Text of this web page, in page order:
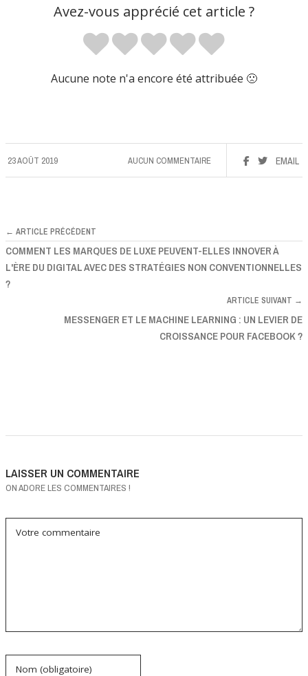
Avez-vous apprécié cet article ?
Aucune note n'a encore été attribuée 🙁
23 AOÛT 2019 EMAIL
AUCUN COMMENTAIRE
← ARTICLE PRÉCÉDENT
COMMENT LES MARQUES DE LUXE PEUVENT-ELLES INNOVER À
L'ÈRE DU DIGITAL AVEC DES STRATÉGIES NON CONVENTIONNELLES
?
ARTICLE SUIVANT →
MESSENGER ET LE MACHINE LEARNING : UN LEVIER DE
CROISSANCE POUR FACEBOOK ?
LAISSER UN COMMENTAIRE
ON ADORE LES COMMENTAIRES !
Votre commentaire
Nom (obligatoire)